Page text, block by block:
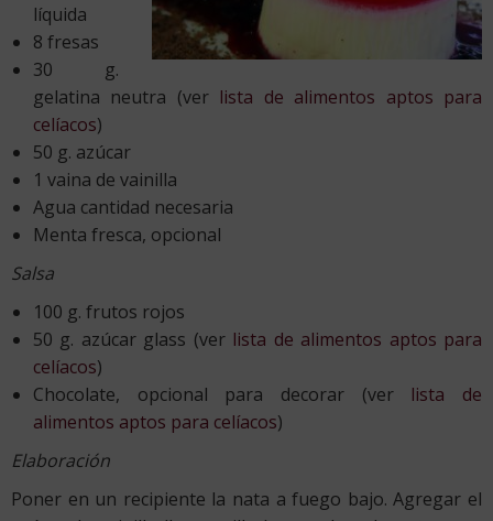
líquida
8 fresas
30 g.
gelatina neutra (ver lista de alimentos aptos para
celíacos)
50 g. azúcar
1 vaina de vainilla
Agua cantidad necesaria
Menta fresca, opcional
Salsa
100 g. frutos rojos
50 g. azúcar glass (ver lista de alimentos aptos para
celíacos)
Chocolate, opcional para decorar (ver lista de
alimentos aptos para celíacos)
Elaboración
Poner en un recipiente la nata a fuego bajo. Agregar el